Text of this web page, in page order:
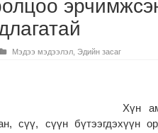
Мэдээ мэдээлэл Эдийн засаг
Хүн
сүү, сүүн бүтээгдэхүүн